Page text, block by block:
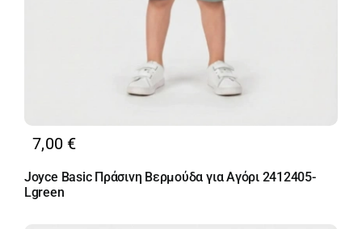
7,00 €
Joyce Basic Πράσινη Βερμούδα για Αγόρι 2412405-
Lgreen